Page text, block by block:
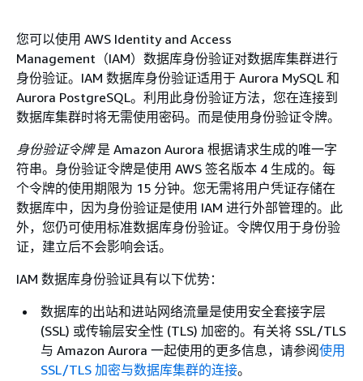
您可以使用 AWS Identity and Access
Management（IAM）数据库身份验证对数据库集群进行
身份验证。IAM 数据库身份验证适用于 Aurora MySQL 和
Aurora PostgreSQL。利用此身份验证方法，您在连接到
数据库集群时将无需使用密码。而是使用身份验证令牌。
身份验证令牌是 Amazon Aurora 根据请求生成的唯一字
符串。身份验证令牌是使用 AWS 签名版本 4 生成的。每
个令牌的使用期限为 15 分钟。您无需将用户凭证存储在
数据库中，因为身份验证是使用 IAM 进行外部管理的。此
外，您仍可使用标准数据库身份验证。令牌仅用于身份验
证，建立后不会影响会话。
IAM 数据库身份验证具有以下优势：
数据库的出站和进站网络流量是使用安全套接字层
(SSL) 或传输层安全性 (TLS) 加密的。有关将 SSL/TLS
与 Amazon Aurora 一起使用的更多信息，请参阅使用
SSL/TLS 加密与数据库集群的连接。